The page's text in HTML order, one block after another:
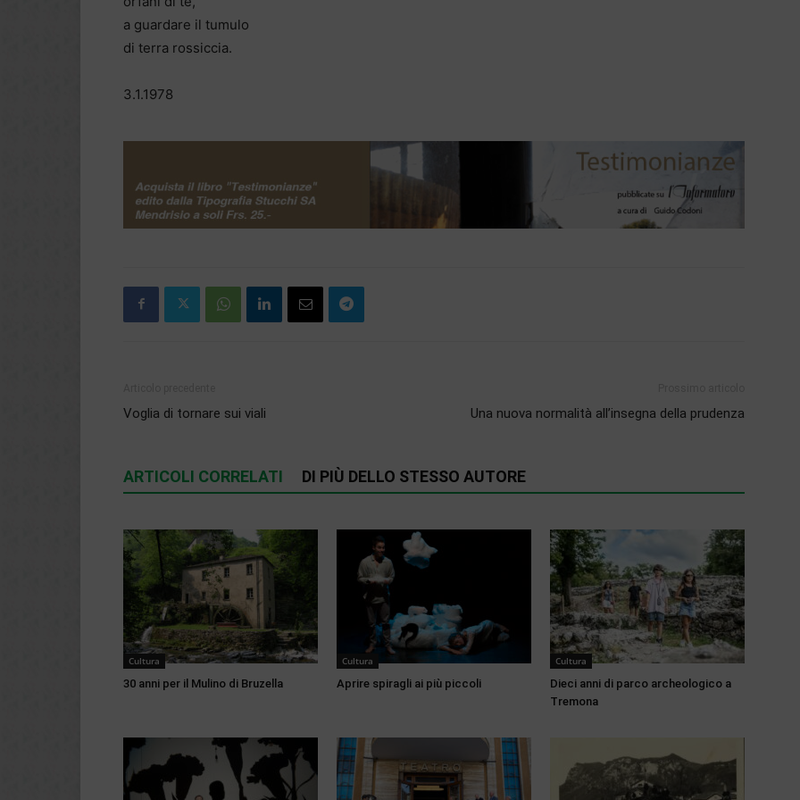
a guardare il tumulo
di terra rossiccia.
3.1.1978
Voglia di tornare sui viali Una nuova normalità all’insegna della prudenza
ARTICOLI CORRELATI DI PIÙ DELLO STESSO AUTORE
Cultura
30 anni per il Mulino di Bruzella
Cultura
Aprire spiragli ai più piccoli
Cultura
Dieci anni di parco archeologico a
Tremona